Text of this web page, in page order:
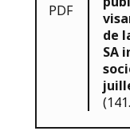
PDF
de
SA